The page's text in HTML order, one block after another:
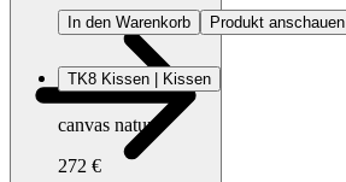
In den Warenkorb Produkt anschauen
TK8 Kissen | Kissen
canvas natur
272 €